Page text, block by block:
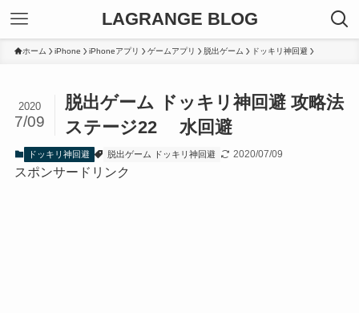
LAGRANGE BLOG
ホーム iPhone iPhoneアプリ ゲームアプリ 脱出ゲーム ドッキリ神回避
脱出ゲーム ドッキリ神回避 攻略法
ステージ22 水回避
2020
7/09
ドッキリ神回避 脱出ゲーム ドッキリ神回避 2020/07/09
スポンサードリンク